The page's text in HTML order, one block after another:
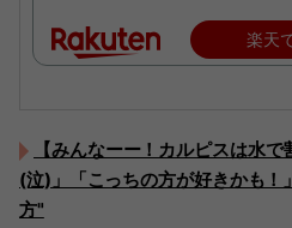
楽天
【みんなーー！カルピスは水
(泣)」「こっちの方が好きかも！
方"